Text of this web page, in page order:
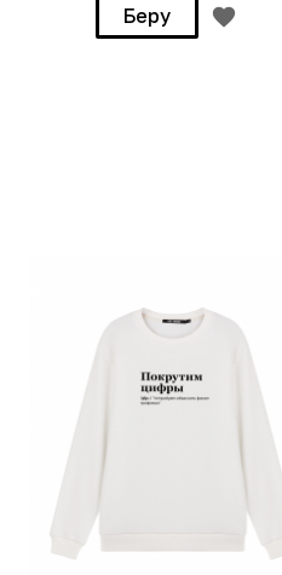
Беру